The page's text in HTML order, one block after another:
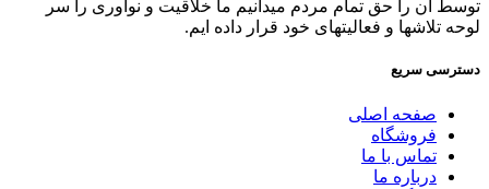
توسط آن را حق تمام مردم میدانیم ما خلاقیت و نوآوری را سر
لوحه تلاشها و فعالیتهای خود قرار داده ایم.
دسترسی سریع
صفحه اصلی
فروشگاه
تماس با ما
درباره ما